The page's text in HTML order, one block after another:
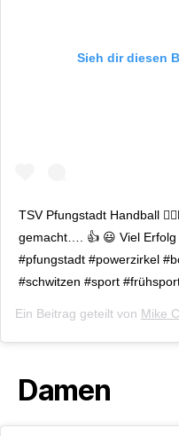
Sieh dir diesen
TSV Pfungstadt Handball
gemacht…. 👍 😃 Viel
#pfungstadt #powerzirkel
#schwitzen #sport
Ein Beitrag geteilt von Mike
Damen